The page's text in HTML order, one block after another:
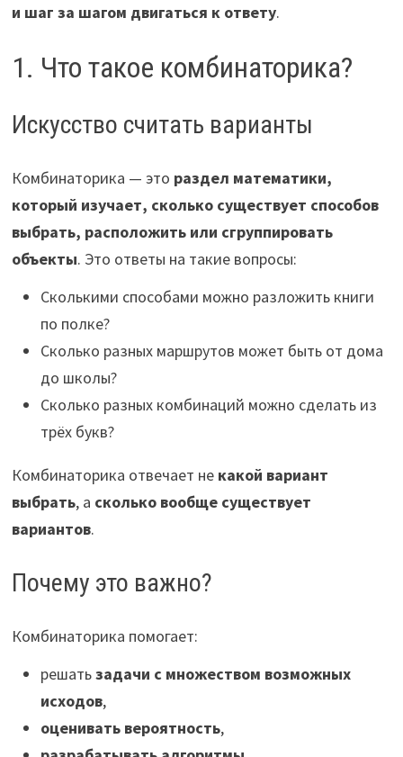
и шаг за шагом двигаться к ответу.
1. Что такое комбинаторика?
Искусство считать варианты
Комбинаторика — это раздел математики,
который изучает, сколько существует способов
выбрать, расположить или сгруппировать
объекты. Это ответы на такие вопросы:
Сколькими способами можно разложить книги
по полке?
Сколько разных маршрутов может быть от дома
до школы?
Сколько разных комбинаций можно сделать из
трёх букв?
Комбинаторика отвечает не какой вариант
выбрать, а сколько вообще существует
вариантов.
Почему это важно?
Комбинаторика помогает:
решатьзадачи с множеством возможных
исходов,
оценивать вероятность,